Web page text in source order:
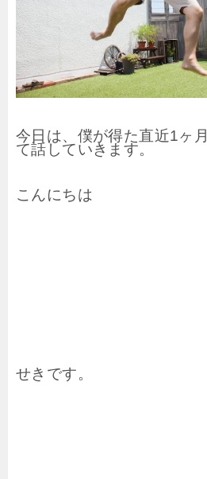
今日は、僕が得た直近1ヶ
て話していきます。
こんにちは
せきです。